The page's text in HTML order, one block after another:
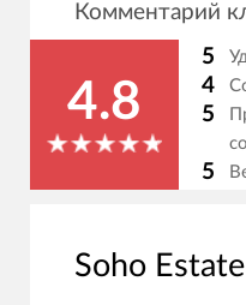
Комментарий
4.8
5
4
5
5
Soho Estate